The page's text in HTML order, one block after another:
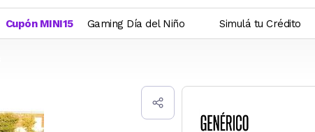
Cupón MINI15 Gaming Día del Niño Simulá tu Crédito